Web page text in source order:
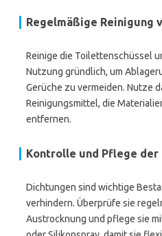
Regelmäßige Reinigung
Reinige die Toilettenschüssel
Nutzung gründlich, um
Gerüche zu vermeiden. Nutze
Reinigungsmittel, die
entfernen.
Kontrolle und Pflege der
Dichtungen sind wichtige
verhindern. Überprüfe sie
Austrocknung und pflege sie